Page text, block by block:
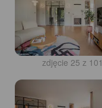
zdjęcie 25 z 101